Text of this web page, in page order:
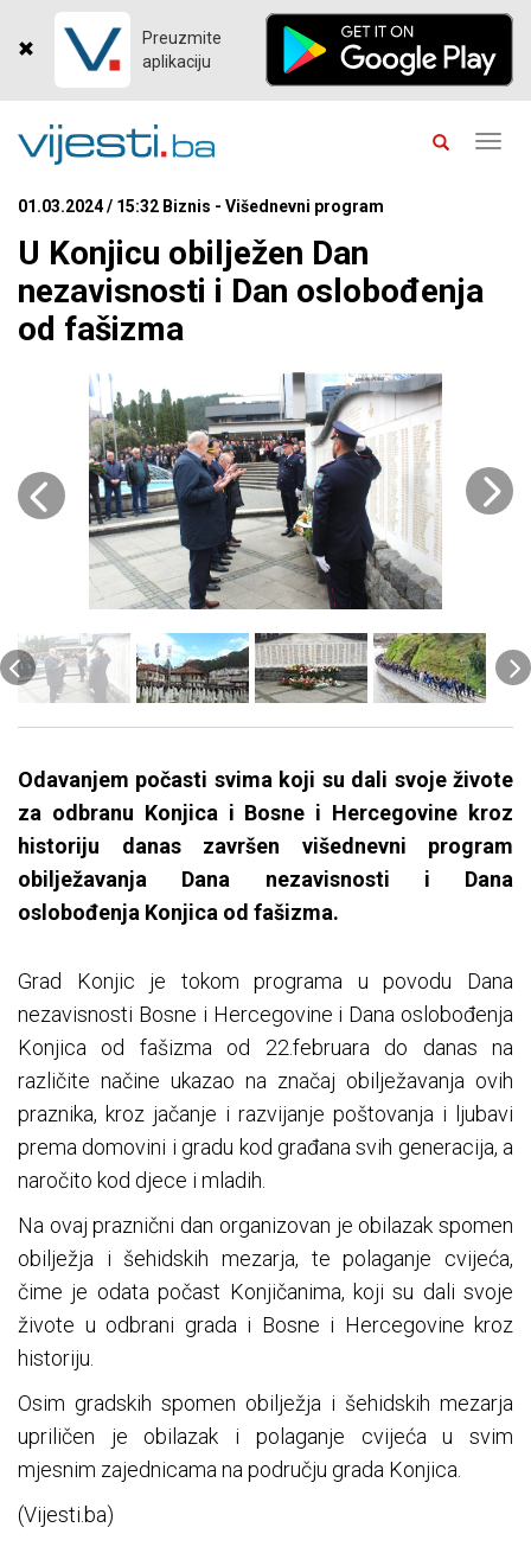
Preuzmite
aplikaciju
01.03.2024 / 15:32 Biznis - Višednevni program
U Konjicu obilježen Dan
nezavisnosti i Dan oslobođenja
od fašizma
Odavanjem počasti svima koji su dali svoje živote
za odbranu Konjica i Bosne i Hercegovine kroz
historiju danas završen višednevni program
obilježavanja Dana nezavisnosti i Dana
oslobođenja Konjica od fašizma.
Grad Konjic je tokom programa u povodu Dana
nezavisnosti Bosne i Hercegovine i Dana oslobođenja
Konjica od fašizma od 22.februara do danas na
različite načine ukazao na značaj obilježavanja ovih
praznika, kroz jačanje i razvijanje poštovanja i ljubavi
prema domovini i gradu kod građana svih generacija, a
naročito kod djece i mladih.
Na ovaj praznični dan organizovan je obilazak spomen
obilježja i šehidskih mezarja, te polaganje cvijeća,
čime je odata počast Konjičanima, koji su dali svoje
živote u odbrani grada i Bosne i Hercegovine kroz
historiju.
Osim gradskih spomen obilježja i šehidskih mezarja
upriličen je obilazak i polaganje cvijeća u svim
mjesnim zajednicama na području grada Konjica.
(Vijesti.ba)